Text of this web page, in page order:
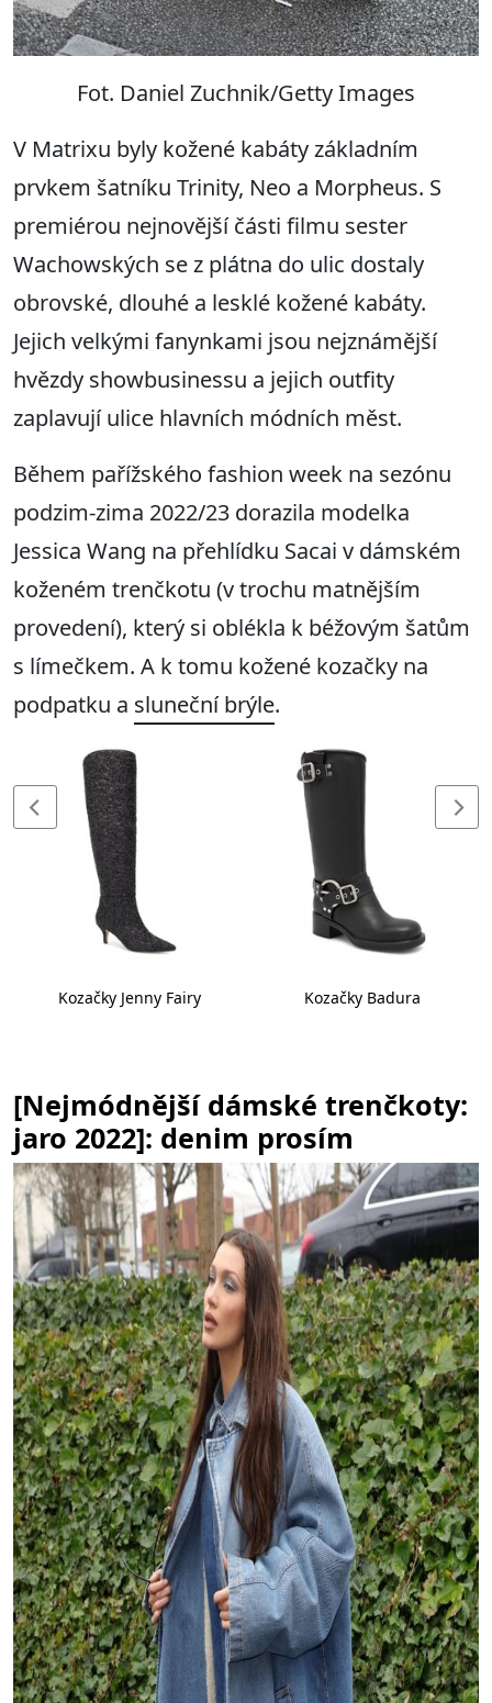
Fot. Daniel Zuchnik/Getty Images
V Matrixu byly kožené kabáty základním
prvkem šatníku Trinity, Neo a Morpheus. S
premiérou nejnovější části filmu sester
Wachowských se z plátna do ulic dostaly
obrovské, dlouhé a lesklé kožené kabáty.
Jejich velkými fanynkami jsou nejznámější
hvězdy showbusinessu a jejich outfity
zaplavují ulice hlavních módních měst.
Během pařížského fashion week na sezónu
podzim-zima 2022/23 dorazila modelka
Jessica Wang na přehlídku Sacai v dámském
koženém trenčkotu (v trochu matnějším
provedení), který si oblékla k béžovým šatům
s límečkem. A k tomu kožené kozačky na
podpatku a sluneční brýle.
Kozačky Jenny Fairy Kozačky Badura
[Nejmódnější dámské trenčkoty:
jaro 2022]: denim prosím